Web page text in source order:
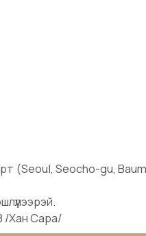
(Seoul, Seocho-gu,
/Хан Сара/